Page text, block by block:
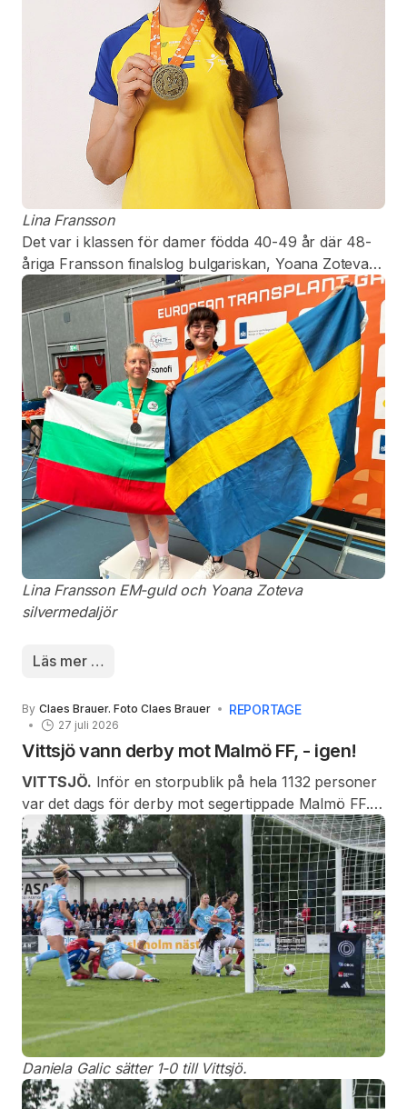
Lina Fransson
Det var i klassen för damer födda 40-49 år där 48-
åriga Fransson finalslog bulgariskan, Yoana Zoteva,
med tre raka set.
Lina Fransson EM-guld och Yoana Zoteva
silvermedaljör
Läs mer …
By Claes Brauer. Foto Claes Brauer REPORTAGE
27 juli 2026
Vittsjö vann derby mot Malmö FF, - igen!
VITTSJÖ. Inför en storpublik på hela 1132 personer
var det dags för derby mot segertippade Malmö FF.
Vittsjö-tjejerna ville annat och i den tjugonde minuten
var det Daniela Galic som satte ledningsmålet för
hemmalaget, (absolut inte självmål av MFF). Genom
en enorm kämpainsats försvarsmässigt från hela
Vittsjölaget blev 1-0 även slutresultatet. Visst bidrog
även den stora publiken.
Daniela Galic sätter 1-0 till Vittsjö.